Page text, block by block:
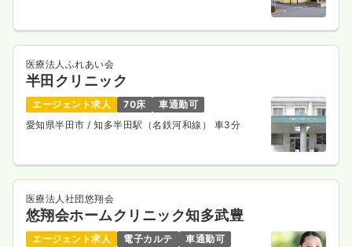
医療法人ふれあい会
半田クリニック
エージェント求人 70床
車通勤可
愛知県半田市/ 知多半田駅（名鉄河和線） 車3分
医療法人社団悠翔会
悠翔会ホームクリニック知多武豊
エージェント求人 電子カルテ
車通勤可